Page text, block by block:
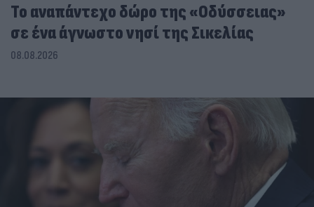
To αναπάντεχο δώρο της «Οδύσσειας»
σε ένα άγνωστο νησί της Σικελίας
08.08.2026